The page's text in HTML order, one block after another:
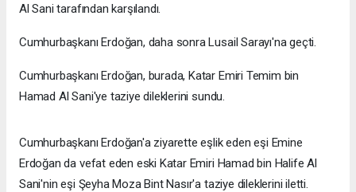
Al Sani tarafından karşılandı.
Cumhurbaşkanı Erdoğan, daha sonra Lusail Sarayı'na geçti.
Cumhurbaşkanı Erdoğan, burada, Katar Emiri Temim bin
Hamad Al Sani'ye taziye dileklerini sundu.
Cumhurbaşkanı Erdoğan'a ziyarette eşlik eden eşi Emine
Erdoğan da vefat eden eski Katar Emiri Hamad bin Halife Al
Sani'nin eşi Şeyha Moza Bint Nasır'a taziye dileklerini iletti.